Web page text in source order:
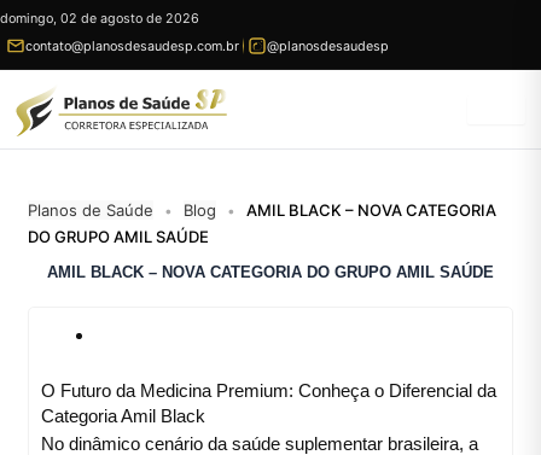
Ir
para
domingo, 02 de agosto de 2026
contato@planosdesaudesp.com.br
@planosdesaudesp
Planos de Saúde • Blog •
AMIL BLACK – NOVA CATEGORIA
DO GRUPO AMIL SAÚDE
AMIL BLACK – NOVA CATEGORIA DO GRUPO AMIL SAÚDE
O Futuro da Medicina Premium: Conheça o Diferencial da
Categoria Amil Black
No dinâmico cenário da saúde suplementar brasileira, a